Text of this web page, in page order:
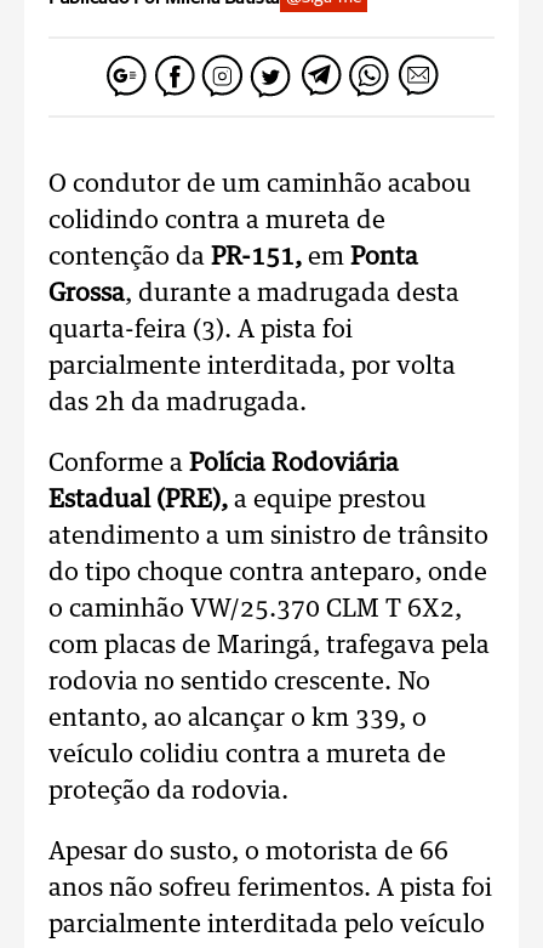
O condutor de um caminhão acabou
colidindo contra a mureta de
contenção da PR-151, em Ponta
Grossa, durante a madrugada desta
quarta-feira (3). A pista foi
parcialmente interditada, por volta
das 2h da madrugada.
Conforme a Polícia Rodoviária
Estadual (PRE), a equipe prestou
atendimento a um sinistro de trânsito
do tipo choque contra anteparo, onde
o caminhão VW/25.370 CLM T 6X2,
com placas de Maringá, trafegava pela
rodovia no sentido crescente. No
entanto, ao alcançar o km 339, o
veículo colidiu contra a mureta de
proteção da rodovia.
Apesar do susto, o motorista de 66
anos não sofreu ferimentos. A pista foi
parcialmente interditada pelo veículo